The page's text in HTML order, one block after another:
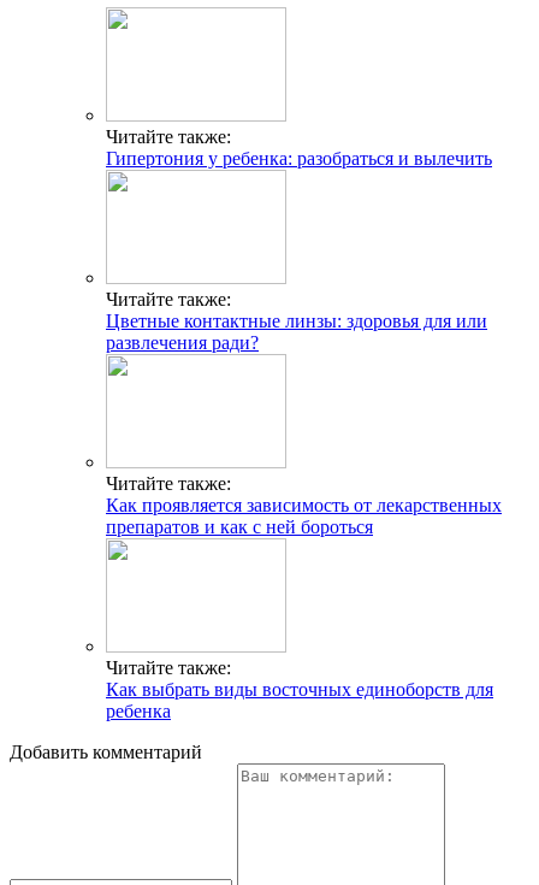
Читайте также:
Гипертония у ребенка: разобраться и вылечить
Читайте также:
Цветные контактные линзы: здоровья для или
развлечения ради?
Читайте также:
Как проявляется зависимость от лекарственных
препаратов и как с ней бороться
Читайте также:
Как выбрать виды восточных единоборств для
ребенка
Добавить комментарий